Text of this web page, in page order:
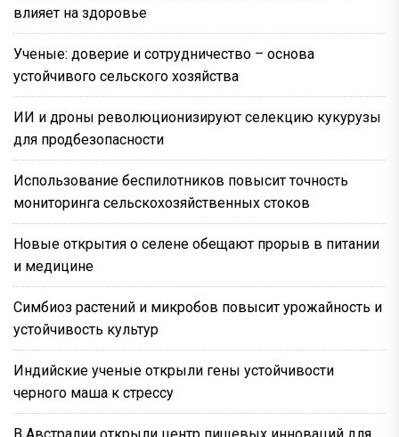
влияет на здоровье
Ученые: доверие и сотрудничество – основа
устойчивого сельского хозяйства
ИИ и дроны революционизируют селекцию кукурузы
для продбезопасности
Использование беспилотников повысит точность
мониторинга сельскохозяйственных стоков
Новые открытия о селене обещают прорыв в питании
и медицине
Симбиоз растений и микробов повысит урожайность и
устойчивость культур
Индийские ученые открыли гены устойчивости
черного маша к стрессу